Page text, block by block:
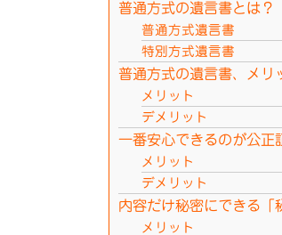
普通方式の遺言書とは？
普通方式遺言書
特別方式遺言書
普通方式の遺言書、メリ
メリット
デメリット
一番安心できるのが公正
メリット
デメリット
内容だけ秘密にできる「
メリット